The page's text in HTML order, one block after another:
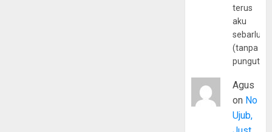
terus
aku
(tanpa
Agus
on No
Ujub,